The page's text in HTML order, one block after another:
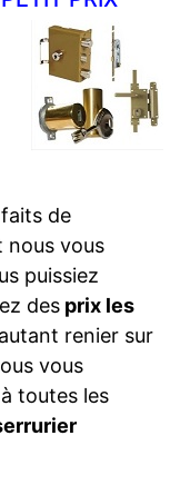
de
nous vous
puissiez
des prix les
renier sur
vous
toutes les